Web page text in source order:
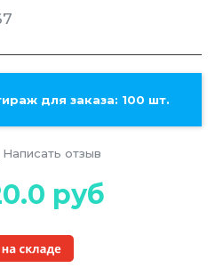
для заказа: 100 шт.
Написать отзыв
руб